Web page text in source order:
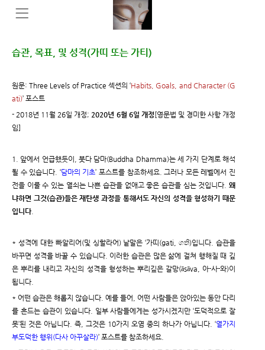
습관, 목표, 및 성격(가띠 또는 가티)
원문: Three Levels of Practice 섹션의 ‘Habits, Goals, and Character (G
ati)’ 포스트
- 2018년 11월 26일 개정; 2020년 6월 6일 개정 [영문법 및 경미한 사항 개정
임]
1. 앞에서 언급했듯이, 붓다 담마(Buddha Dhamma)는 세 가지 단계로 해석
될 수 있습니다. ‘담마의 기초’ 포스트를 참조하세요. 그러나 모든 레벨에서 진
전을 이룰 수 있는 열쇠는 나쁜 습관을 없애고 좋은 습관을 심는 것입니다. 왜
냐하면 그것(습관)들은 재탄생 과정을 통해서도 자신의 성격을 형성하기 때문
입니다.
* 성격에 대한 빠알리어(및 싱할라어) 낱말은 ‘가띠(gati, ගති)입니다. 습관을
바꾸면 성격을 바꿀 수 있습니다. 이러한 습관은 많은 삶에 걸쳐 행해질 때 깊
은 뿌리를 내리고 자신의 성격을 형성하는 뿌리깊은 갈망(āsāva, 아-사-와)이
됩니다.
* 어떤 습관은 해롭지 않습니다. 예를 들어, 어떤 사람들은 앉아있는 동안 다리
를 흔드는 습관이 있습니다. 일부 사람들에게는 성가시겠지만 ‘도덕적으로 잘
못’된 것은 아닙니다. 즉, 그것은 10가지 오염 중의 하나가 아닙니다. ‘열가지
부도덕한 행위(다사 아꾸살라)’ 포스트를 참조하세요.